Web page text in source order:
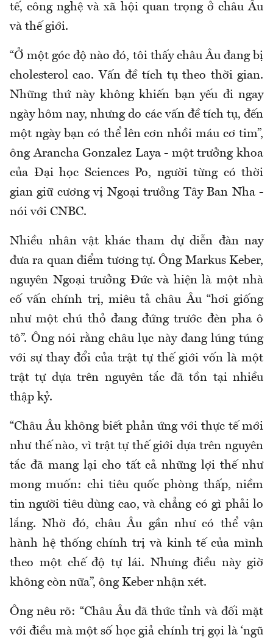
tế, công nghệ và xã hội quan trọng ở châu Âu
và thế giới.
“Ở một góc độ nào đó, tôi thấy châu Âu đang bị
cholesterol cao. Vấn đề tích tụ theo thời gian.
Những thứ này không khiến bạn yếu đi ngay
ngày hôm nay, nhưng do các vấn đề tích tụ, đến
một ngày bạn có thể lên cơn nhồi máu cơ tim”,
ông Arancha Gonzalez Laya - một trưởng khoa
của Đại học Sciences Po, người từng có thời
gian giữ cương vị Ngoại trưởng Tây Ban Nha -
nói với CNBC.
Nhiều nhân vật khác tham dự diễn đàn nay
đưa ra quan điểm tương tự. Ông Markus Keber,
nguyên Ngoại trưởng Đức và hiện là một nhà
cố vấn chính trị, miêu tả châu Âu “hơi giống
như một chú thỏ đang đứng trước đèn pha ô
tô”. Ông nói rằng châu lục này đang lúng túng
với sự thay đổi của trật tự thế giới vốn là một
trật tự dựa trên nguyên tắc đã tồn tại nhiều
thập kỷ.
“Châu Âu không biết phản ứng với thực tế mới
như thế nào, vì trật tự thế giới dựa trên nguyên
tắc đã mang lại cho tất cả những lợi thế như
mong muốn: chi tiêu quốc phòng thấp, niềm
tin người tiêu dùng cao, và chẳng có gì phải lo
lắng. Nhờ đó, châu Âu gần như có thể vận
hành hệ thống chính trị và kinh tế của mình
theo một chế độ tự lái. Nhưng điều này giờ
không còn nữa”, ông Keber nhận xét.
Ông nêu rõ: “Châu Âu đã thức tỉnh và đối mặt
với điều mà một số học giả chính trị gọi là ‘ngũ